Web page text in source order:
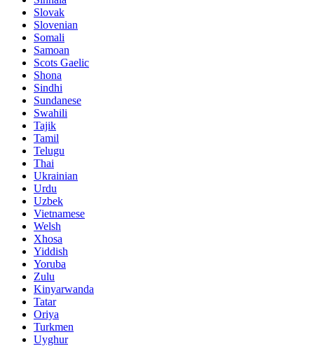
Slovak
Slovenian
Somali
Samoan
Scots Gaelic
Shona
Sindhi
Sundanese
Swahili
Tajik
Tamil
Telugu
Thai
Ukrainian
Urdu
Uzbek
Vietnamese
Welsh
Xhosa
Yiddish
Yoruba
Zulu
Kinyarwanda
Tatar
Oriya
Turkmen
Uyghur